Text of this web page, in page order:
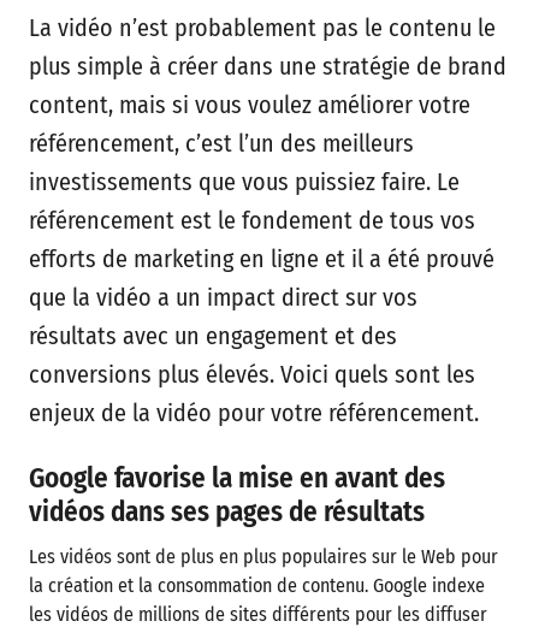
La vidéo n’est probablement pas le contenu le
plus simple à créer dans une stratégie de brand
content, mais si vous voulez améliorer votre
référencement, c’est l’un des meilleurs
investissements que vous puissiez faire. Le
référencement est le fondement de tous vos
efforts de marketing en ligne et il a été prouvé
que la vidéo a un impact direct sur vos
résultats avec un engagement et des
conversions plus élevés. Voici quels sont les
enjeux de la vidéo pour votre référencement.
Google favorise la mise en avant des
vidéos dans ses pages de résultats
Les vidéos sont de plus en plus populaires sur le Web pour
la création et la consommation de contenu. Google indexe
les vidéos de millions de sites différents pour les diffuser